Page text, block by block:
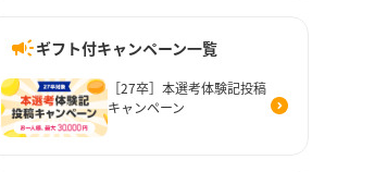
ギフト付キャンペーン一覧
［27卒］本選考体験記投稿
キャンペーン